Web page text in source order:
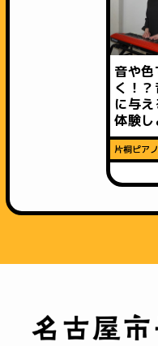
音や
く！
に与
体験し
片桐ピア